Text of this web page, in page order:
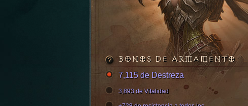
BONOS DE ARMAMENTO
7,115 de Destreza
3,893 de Vitalidad